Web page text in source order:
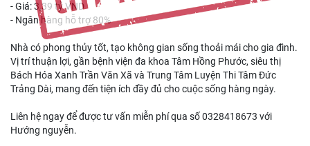
- Giá: 3,39 tỷ VND
- Ngân hàng hỗ trợ 80%
Nhà có phong thủy tốt, tạo không gian sống thoải mái cho gia đình.
Vị trí thuận lợi, gần bệnh viện đa khoa Tâm Hồng Phước, siêu thị
Bách Hóa Xanh Trần Văn Xã và Trung Tâm Luyện Thi Tâm Đức
Trảng Dài, mang đến tiện ích đầy đủ cho cuộc sống hàng ngày.
Liên hệ ngay để được tư vấn miễn phí qua số 0328418673 với
Hướng nguyễn.